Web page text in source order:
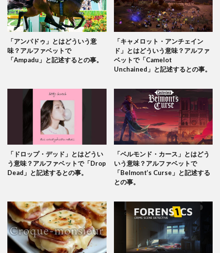
「アンパドゥ」とはどういう意
味？アルファベットで
「Ampadu」と記述するとの事。
「キャメロット・アンチェイン
ド」とはどういう意味？アルファ
ベットで「Camelot
Unchained」と記述するとの事。
「ドロップ・デッド」とはどうい
う意味？アルファベットで「Drop
Dead」と記述するとの事。
「ベルモンド・カース」とはどう
いう意味？アルファベットで
「Belmont’s Curse」と記述する
との事。